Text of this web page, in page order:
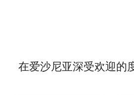
在爱沙尼亚深受欢迎的